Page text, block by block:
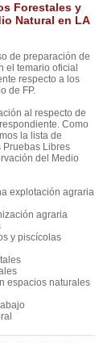
Forestales y
Natural en LA
de preparación de
el temario oficial
respecto a los
de FP.
al respecto de
Como
la lista de
Pruebas Libres
del Medio
explotación agraria
agraria
y piscícolas
espacios naturales